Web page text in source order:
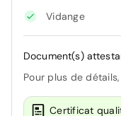
Vidange
Document(s)
Pour plus de
Certificat